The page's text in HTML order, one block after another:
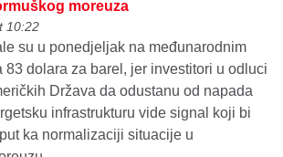
moreuza
10:22
su u ponedjeljak na međunarodnim
83 dolara za barel, jer investitori u odluci
Država da odustanu od napada
infrastrukturu vide signal koji bi
ka normalizaciji situacije u